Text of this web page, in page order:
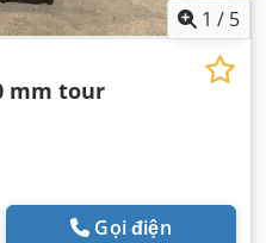
1 / 5
mm tour
Gọi điện